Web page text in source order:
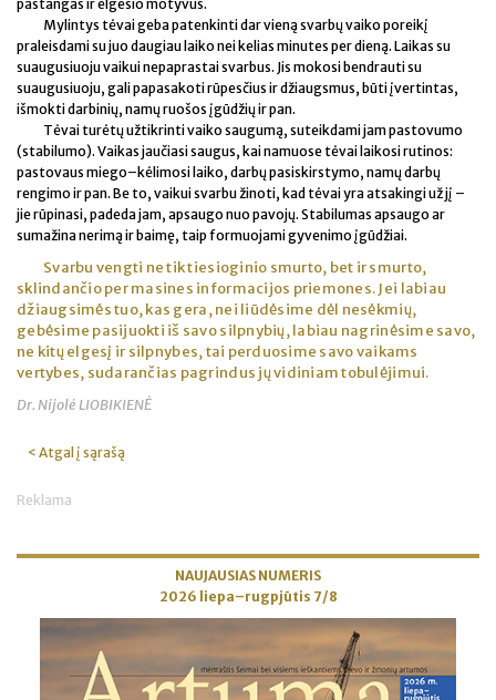
pastangas ir elgesio motyvus.
Mylintys tėvai geba patenkinti dar vieną svarbų vaiko poreikį
praleisdami su juo daugiau laiko nei kelias minutes per dieną. Laikas su
suaugusiuoju vaikui nepaprastai svarbus. Jis mokosi bendrauti su
suaugusiuoju, gali papasakoti rūpesčius ir džiaugsmus, būti įvertintas,
išmokti darbinių, namų ruošos įgūdžių ir pan.
Tėvai turėtų užtikrinti vaiko saugumą, suteikdami jam pastovumo
(stabilumo). Vaikas jaučiasi saugus, kai namuose tėvai laikosi rutinos:
pastovaus miego–kėlimosi laiko, darbų pasiskirstymo, namų darbų
rengimo ir pan. Be to, vaikui svarbu žinoti, kad tėvai yra atsakingi už jį –
jie rūpinasi, padeda jam, apsaugo nuo pavojų. Stabilumas apsaugo ar
sumažina nerimą ir baimę, taip formuojami gyvenimo įgūdžiai.
Svarbu vengti ne tik tiesioginio smurto, bet ir smurto,
sklindančio per masines informacijos priemones. Jei labiau
džiaugsimės tuo, kas gera, nei liūdėsime dėl nesėkmių,
gebėsime pasijuokti iš savo silpnybių, labiau nagrinėsime savo,
ne kitų elgesį ir silpnybes, tai perduosime savo vaikams
vertybes, sudarančias pagrindus jų vidiniam tobulėjimui.
Dr. Nijolė LIOBIKIENĖ
< Atgal į sąrašą
Reklama
NAUJAUSIAS NUMERIS
2026 liepa–rugpjūtis 7/8